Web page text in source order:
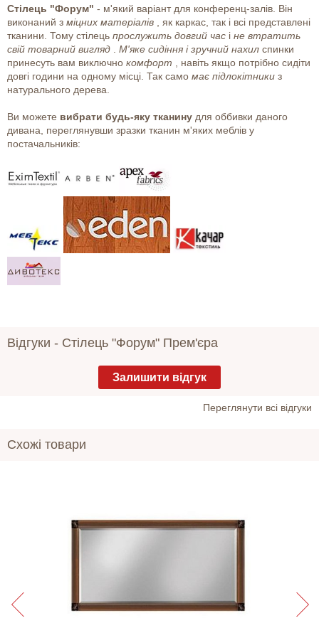
Стілець "Форум" - м'який варіант для конференц-залів. Він
виконаний з міцних матеріалів , як каркас, так і всі представлені
тканини. Тому стілець прослужить довгий час і не втратить
свій товарний вигляд . М'яке сидіння і зручний нахил спинки
принесуть вам виключно комфорт , навіть якщо потрібно сидіти
довгі години на одному місці. Так само має підлокітники з
натурального дерева.
Ви можете вибрати будь-яку тканину для оббивки даного
дивана, переглянувши зразки тканин м'яких меблів у
постачальників:
Відгуки - Стілець "Форум" Прем'єра
Залишити відгук
Переглянути всі відгуки
Схожі товари